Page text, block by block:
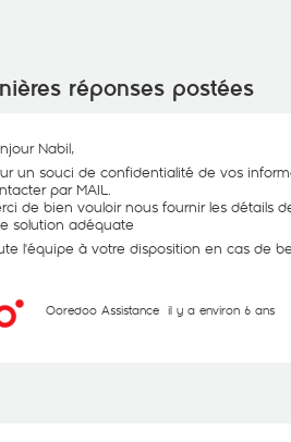
réponses postées
Nabil,
un souci de confidentialité de vos
par MAIL.
de bien vouloir nous fournir les détails
solution adéquate
l'équipe à votre disposition en cas de
Ooredoo Assistance il y a environ 6 ans